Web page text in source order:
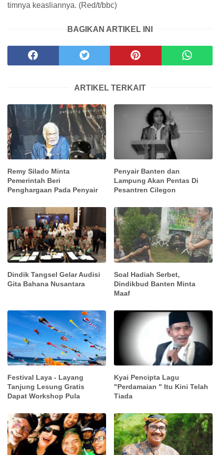
timnya keasliannya. (Red/t/bbc)
BAGIKAN ARTIKEL INI
ARTIKEL TERKAIT
Remy Silado Minta
Pemerintah Beri
Penghargaan Pada Penyair
Penyair Banten dan
Lampung Akan Pentas Di
Pesantren Cilegon
Dindik Tangsel Gelar Audisi
Gita Bahana Nusantara
Soal Hadiah Serbet,
Dindikbud Banten Minta
Maaf
Festival Laya - Layang
Tanjung Lesung Gratis
Dapat Workshop Pula
Kyai Pencipta Lagu
"Perdamaian " Itu Kini Telah
Tiada